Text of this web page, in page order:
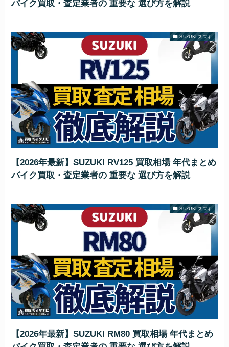
バイク買取・査定業者の 重要な 選び方を解説
SUZUKI-スズキ
【2026年最新】SUZUKI RV125 買取相場 年代まとめ
バイク買取・査定業者の 重要な 選び方を解説
SUZUKI-スズキ
【2026年最新】SUZUKI RM80 買取相場 年代まとめ